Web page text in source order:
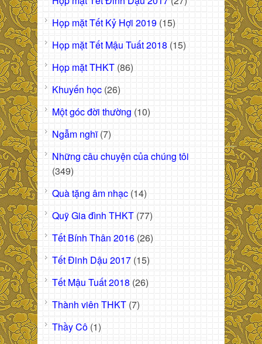
Họp mặt Tết Kỷ Hợi 2019 (15)
Họp mặt Tết Mậu Tuất 2018 (15)
Họp mặt THKT (86)
Khuyến học (26)
Một góc đời thường (10)
Ngẫm nghĩ(7)
Những câu chuyện của chúng tôi
(349)
Quà tặng âm nhạc (14)
Quỹ Gia đình THKT (77)
Tết Bính Thân 2016 (26)
Tết Đinh Dậu 2017 (15)
Tết Mậu Tuất 2018 (26)
Thành viên THKT (7)
Thầy Cô (1)